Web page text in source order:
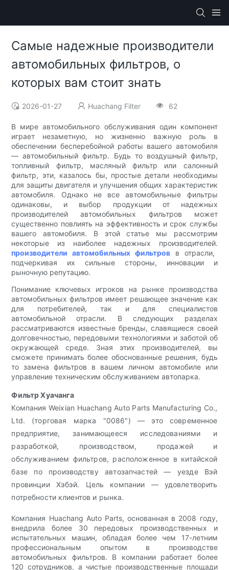
Самые надежные производители
автомобильных фильтров, о
которых вам стоит знать
2026-01-27 Huachang Filter 62
В мире автомобильного обслуживания один компонент
играет незаметную, но жизненно важную роль в
обеспечении бесперебойной работы вашего автомобиля
— автомобильный фильтр. Будь то воздушный фильтр,
топливный фильтр, масляный фильтр или салонный
фильтр, эти, казалось бы, простые детали необходимы
для защиты двигателя и улучшения общих характеристик
автомобиля. Однако не все автомобильные фильтры
одинаковы, и выбор продукции от надежных
производителей автомобильных фильтров может
существенно повлиять на эффективность и срок службы
вашего автомобиля. В этой статье мы рассмотрим
некоторые из наиболее надежных производителей.
производители автомобильных фильтров в отрасли,
подчеркивая их сильные стороны, инновации и
рыночную репутацию.
Понимание ключевых игроков на рынке производства
автомобильных фильтров имеет решающее значение как
для потребителей, так и для специалистов
автомобильной отрасли. В следующих разделах
рассматриваются известные бренды, славящиеся своей
долговечностью, передовыми технологиями и заботой об
окружающей среде. Зная этих производителей, вы
сможете принимать более обоснованные решения, будь
то замена фильтров в вашем личном автомобиле или
управление техническим обслуживанием автопарка.
Фильтр Хуачанга
Компания Weixian Huachang Auto Parts Manufacturing Co.,
Ltd. (торговая марка "0086") — это современное
предприятие, занимающееся исследованиями и
разработкой, производством, продажей и
обслуживанием фильтров, расположенное в китайской
базе по производству автозапчастей — уезде Вэй
провинции Хэбэй. Цель компании — удовлетворить
потребности клиентов и рынка.
Компания Huachang Auto Parts, основанная в 2008 году,
внедрила более 30 передовых производственных и
испытательных машин, обладая более чем 17-летним
профессиональным опытом в производстве
автомобильных фильтров. В компании работает более
120 сотрудников, а чистые производственные площади